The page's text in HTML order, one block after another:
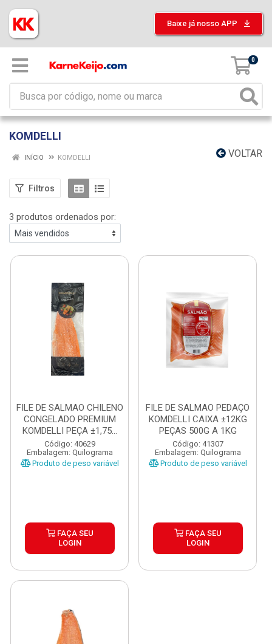
Baixe já nosso APP
0
KOMDELLI
VOLTAR
INÍCIO KOMDELLI
Filtros
3 produtos ordenados por:
FILE DE SALMAO CHILENO
CONGELADO PREMIUM
KOMDELLI PEÇA ±1,75...
Código: 40629
Embalagem: Quilograma
Produto de peso variável
FAÇA SEU
LOGIN
FILE DE SALMAO PEDAÇO
KOMDELLI CAIXA ±12KG
PEÇAS 500G A 1KG
Código: 41307
Embalagem: Quilograma
Produto de peso variável
FAÇA SEU
LOGIN